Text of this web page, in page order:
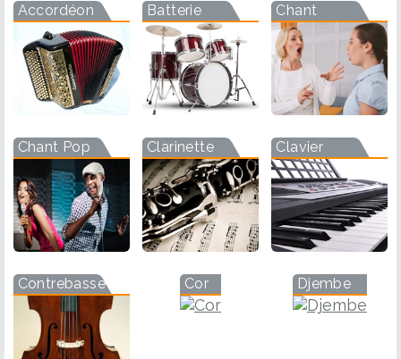
Accordéon Batterie Chant
Chant Pop Clarinette Clavier
Contrebasse Cor Djembe